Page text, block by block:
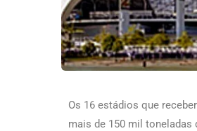
Os 16 estádios que
mais de 150 mil toneladas